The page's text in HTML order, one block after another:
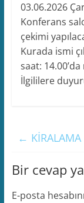
03.06.2026
Konferans
çekimi
Kurada ismi
saat:
İlgililere
←
Bir cevap
E-posta